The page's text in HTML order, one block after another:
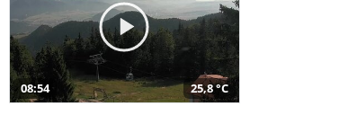
08:54 25,8 °C